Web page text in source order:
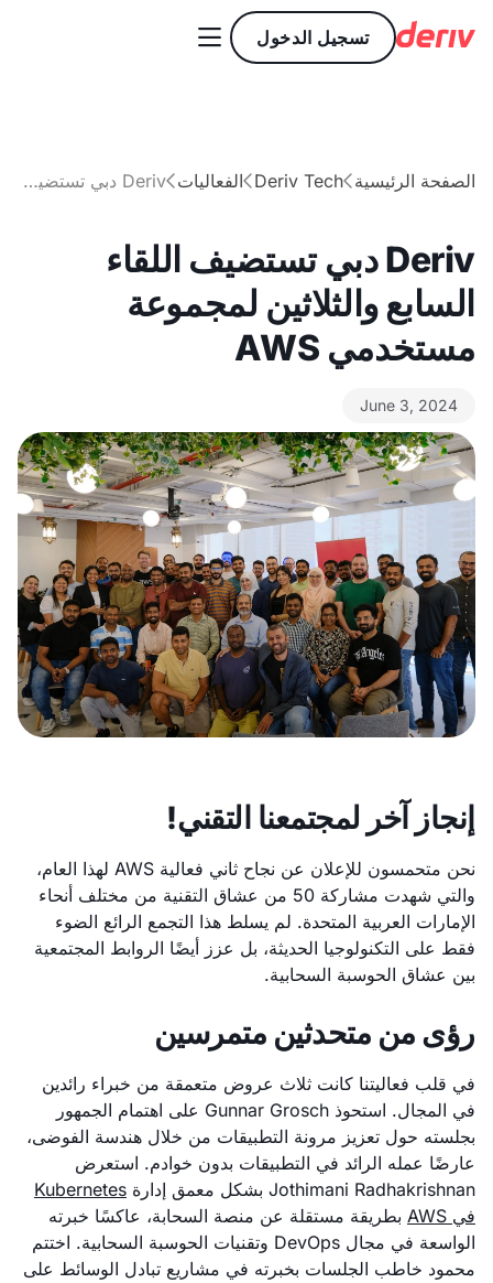
تسجيل الدخول 
الصفحة الرئيسية
Deriv Tech
الفعاليات Deriv دبي تستضيف اللقاء السابع والثلاثين لمجموعة مستخدمي AWS
Deriv دبي تستضيف اللقاء
السابع والثلاثين لمجموعة
مستخدمي AWS
June 3, 2024
إنجاز آخر لمجتمعنا التقني!
نحن متحمسون للإعلان عن نجاح ثاني فعالية AWS لهذا العام،
والتي شهدت مشاركة 50 من عشاق التقنية من مختلف أنحاء
الإمارات العربية المتحدة. لم يسلط هذا التجمع الرائع الضوء
فقط على التكنولوجيا الحديثة، بل عزز أيضًا الروابط المجتمعية
بين عشاق الحوسبة السحابية.
رؤى من متحدثين متمرسين
في قلب فعاليتنا كانت ثلاث عروض متعمقة من خبراء رائدين
في المجال. استحوذ Gunnar Grosch على اهتمام الجمهور
بجلسته حول تعزيز مرونة التطبيقات من خلال هندسة الفوضى،
عارضًا عمله الرائد في التطبيقات بدون خوادم. استعرض
Jothimani Radhakrishnan بشكل معمق إدارة
Kubernetes
في AWS
بطريقة مستقلة عن منصة السحابة، عاكسًا خبرته
الواسعة في مجال DevOps وتقنيات الحوسبة السحابية. اختتم
محمود خاطب الجلسات بخبرته في مشاريع تبادل الوسائط على